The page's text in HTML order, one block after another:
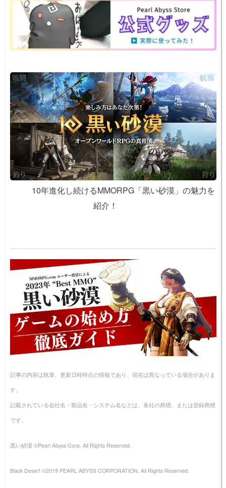
o
k
k
10年進化し続けるMMORPG「黒い砂漠」の魅力を
紹介！
記事の内容は執筆、更新日時時点の情報であり、現在は異なっている場合がありま
す。
記載されている会社名・製品名・システム名などは、各社の商標、または登録商標
です。
黒い砂漠 ©Pearl Abyss Corp. All Rights Reserved.
Black Desert ©2019 PEARL ABYSS CORPORATION. All Rights Reserved.